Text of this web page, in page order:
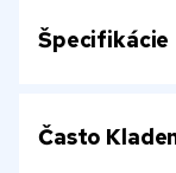
Špecifikácie
Často